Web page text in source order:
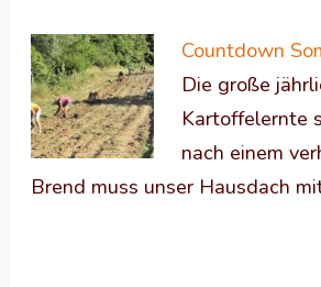
Countdown
Die große
Kartoffelernte
nach einem
Brend muss unser Hausdach